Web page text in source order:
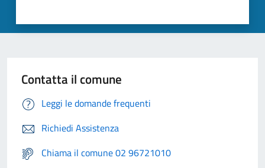
Contatta il comune
Leggi le domande frequenti
Richiedi Assistenza
Chiama il comune 02 96721010